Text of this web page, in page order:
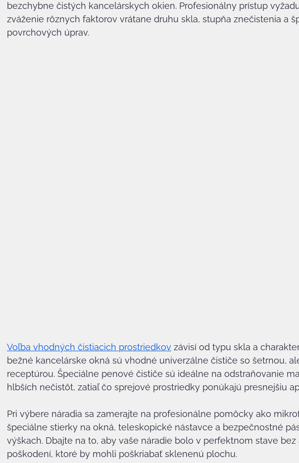
bezchybne čistých kancelárskych okien. Profesionálny prístup
zváženie rôznych faktorov vrátane druhu skla, stupňa znečistenia a
povrchových úprav.
Voľba vhodných čistiacich prostriedkov závisí od typu skla a
bežné kancelárske okná sú vhodné univerzálne čističe so šetrnou,
receptúrou. Špeciálne penové čističe sú ideálne na odstraňovanie
hlbších nečistôt, zatiaľ čo sprejové prostriedky ponúkajú presnejšiu
Pri výbere náradia sa zamerajte na profesionálne pomôcky ako
špeciálne stierky na okná, teleskopické nástavce a bezpečnostné
výškach. Dbajte na to, aby vaše náradie bolo v perfektnom stave
poškodení, ktoré by mohli poškriabať sklenenú plochu.